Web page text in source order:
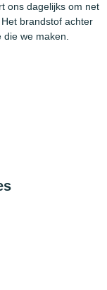
ons dagelijks om net
brandstof achter
we maken.